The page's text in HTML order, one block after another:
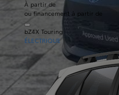
À partir de
ou financement à partir de
bZ4X Touring
ÉLECTRIQUE